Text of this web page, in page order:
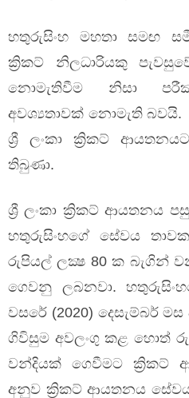
හතුරුසිංහ මහතා සමඟ
ක්‍රිකට් නිලධාරියකු
නොමැතිවීම නිසා
අවශ්‍යතාවක් නොමැති බවයි.
ශ්‍රී ලංකා ක්‍රිකට්
තිබුණා.
ශ්‍රී ලංකා ක්‍රිකට් ආයතනය
හතුරුසිංහගේ සේවය
රුපියල් ලක්‍ෂ 80 ක බැගින්
ගෙවනු ලබනවා.
වසරේ (2020) දෙසැම්බර්
ගිවිසුම අවලංගු කළ හොත්
වන්දියක් ගෙවීමට ක්‍රිකට්
අනුව ක්‍රිකට් ආයතනය